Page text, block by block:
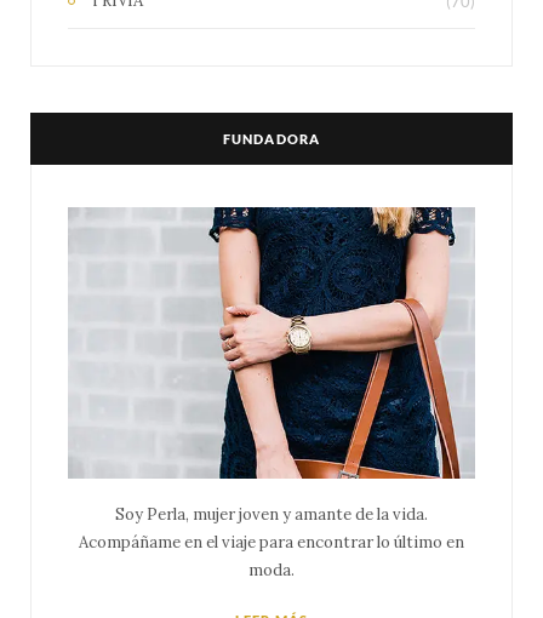
FUNDADORA
Soy Perla, mujer joven y amante de la vida.
Acompáñame en el viaje para encontrar lo último en
moda.